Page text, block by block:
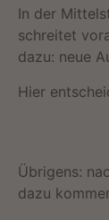
In der
schreitet
dazu: neue
Hier
Übrigens:
dazu